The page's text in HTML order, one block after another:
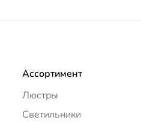
Ассортимент
Люстры
Светильники